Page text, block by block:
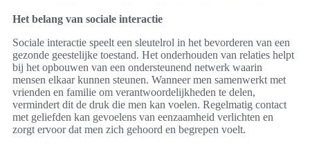
Het belang van sociale interactie
Sociale interactie speelt een sleutelrol in het bevorderen van een
gezonde geestelijke toestand. Het onderhouden van relaties helpt
bij het opbouwen van een ondersteunend netwerk waarin
mensen elkaar kunnen steunen. Wanneer men samenwerkt met
vrienden en familie om verantwoordelijkheden te delen,
vermindert dit de druk die men kan voelen. Regelmatig contact
met geliefden kan gevoelens van eenzaamheid verlichten en
zorgt ervoor dat men zich gehoord en begrepen voelt.